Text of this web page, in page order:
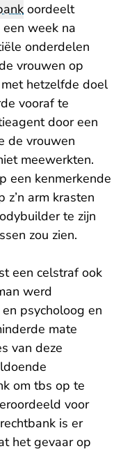
oordeelt
week na
onderdelen
vrouwen op
hetzelfde doel
vooraf te
door een
de vrouwen
meewerkten.
een kenmerkende
arm krasten
te zijn
zou zien.
een celstraf ook
werd
psycholoog en
mate
van deze
om tbs op te
voor
is er
het gevaar op